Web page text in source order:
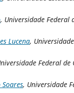
, Universidade Federal
Lucena,
Federal de
, Universidade